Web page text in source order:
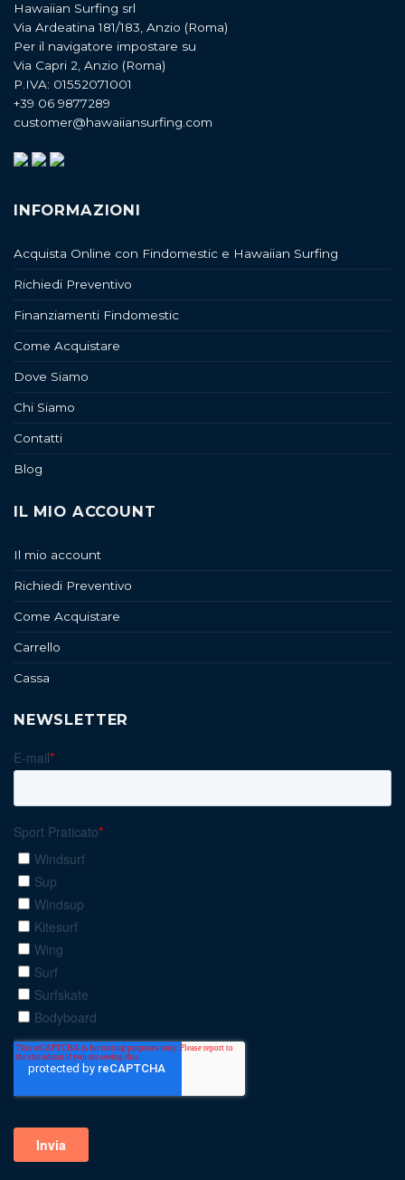
Hawaiian Surfing srl
Via Ardeatina 181/183, Anzio (Roma)
Per il navigatore impostare su
Via Capri 2, Anzio (Roma)
P.IVA: 01552071001
+39 06 9877289
customer@hawaiiansurfing.com
INFORMAZIONI
Acquista Online con Findomestic e Hawaiian Surfing
Richiedi Preventivo
Finanziamenti Findomestic
Come Acquistare
Dove Siamo
Chi Siamo
Contatti
Blog
IL MIO ACCOUNT
Il mio account
Richiedi Preventivo
Come Acquistare
Carrello
Cassa
NEWSLETTER